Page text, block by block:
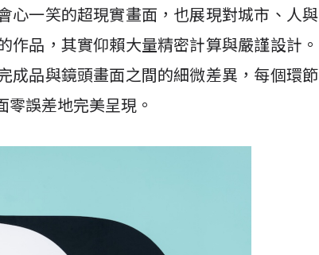
心一笑的超現實畫面，也展現對城市、人與
品，其實仰賴大量精密計算與嚴謹設計。
成品與鏡頭畫面之間的細微差異，每個環節
誤差地完美呈現。